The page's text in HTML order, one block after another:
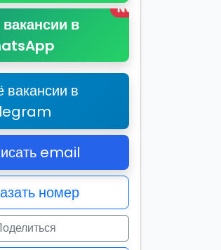
в
New
вакансии в
email
номер